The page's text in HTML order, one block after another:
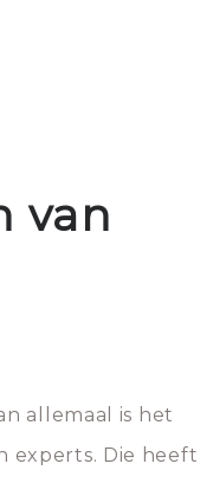
van
allemaal is het
experts. Die heeft